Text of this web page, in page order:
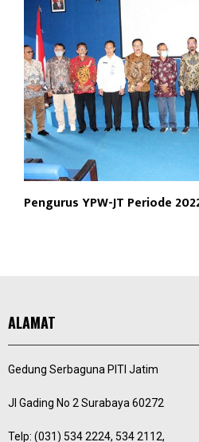
Pengurus YPW-JT Periode
ALAMAT
Gedung Serbaguna PITI Jatim
Jl Gading No 2 Surabaya 60272
Telp: (031) 534 2224, 534 2112,